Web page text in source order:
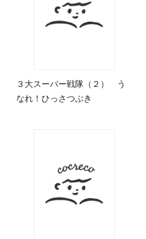
３大スーパー戦隊（２） う
なれ！ひっさつぶき